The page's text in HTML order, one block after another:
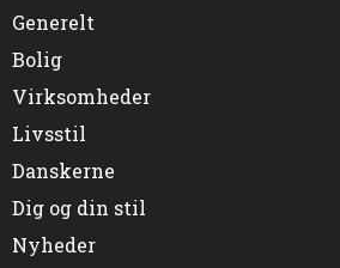
Generelt
Bolig
Virksomheder
Livsstil
Danskerne
Dig og din stil
Nyheder